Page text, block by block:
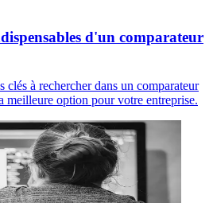
d'un comparateur
clés à rechercher dans un comparateur
meilleure option pour votre entreprise.